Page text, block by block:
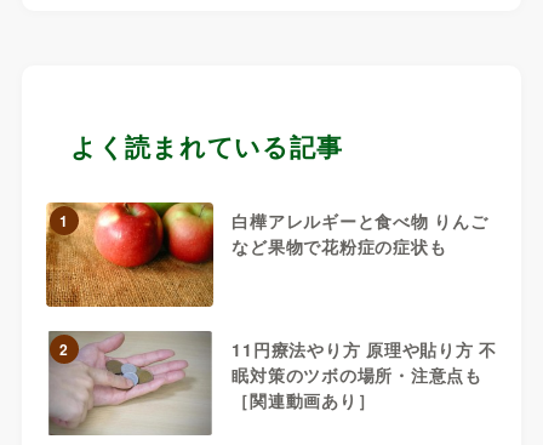
よく読まれている記事
1
白樺アレルギーと食べ物 りんご
など果物で花粉症の症状も
2
11円療法やり方 原理や貼り方 不
眠対策のツボの場所・注意点も
［関連動画あり］